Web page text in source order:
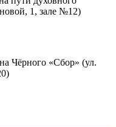
1, зале №12)
Чёрного «Сбор» (ул.